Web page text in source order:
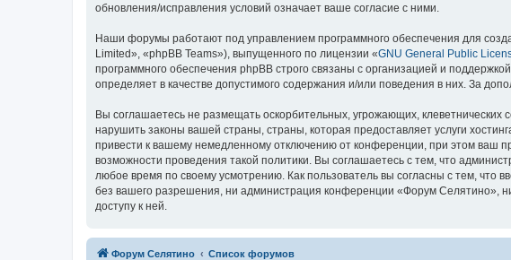
обновления/исправления условий означает ваше согласие с ними.
Наши форумы работают под управлением программного обеспечения для
Limited», «phpBB Teams»), выпущенного по лицензии «GNU General Public
программного обеспечения phpBB строго связаны с организацией и
определяет в качестве допустимого содержания и/или поведения в них. За
Вы соглашаетесь не размещать оскорбительных, угрожающих,
нарушить законы вашей страны, страны, которая предоставляет услуги
привести к вашему немедленному отключению от конференции, при этом ваш
возможности проведения такой политики. Вы соглашаетесь с тем, что
любое время по своему усмотрению. Как пользователь вы согласны с тем,
без вашего разрешения, ни администрация конференции «Форум Селятино»,
доступу к ней.
Форум Селятино Список форумов